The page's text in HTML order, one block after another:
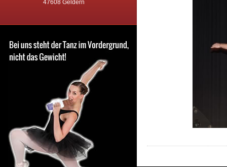
47608 Geldern